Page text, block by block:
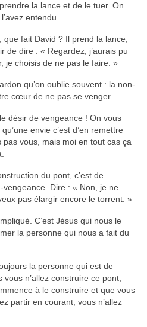
la lance et de le tuer. On
entendu.
que fait David ? Il prend la lance,
de dire : « Regardez, j’aurais pu
je choisis de ne pas le faire. »
qu’on oublie souvent : la non-
cœur de ne pas se venger.
désir de vengeance ! On vous
envie c’est d’en remettre
pas vous, mais moi en tout cas ça
du pont, c’est de
vengeance. Dire : « Non, je ne
pas élargir encore le torrent. »
C’est Jésus qui nous le
la personne qui nous a fait du
la personne qui est de
n’allez construire ce pont,
à le construire et que vous
partir en courant, vous n’allez